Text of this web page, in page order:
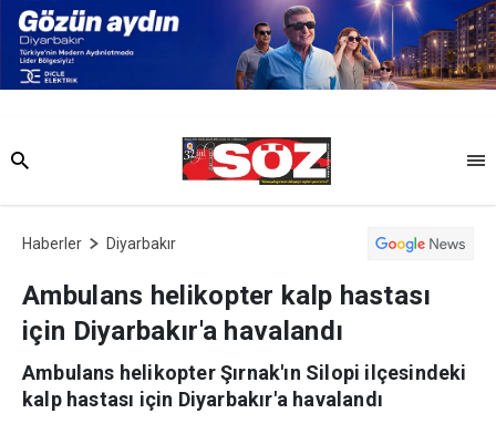
Haberler Diyarbakır
Ambulans helikopter kalp hastası
için Diyarbakır'a havalandı
Ambulans helikopter Şırnak'ın Silopi ilçesindeki
kalp hastası için Diyarbakır'a havalandı